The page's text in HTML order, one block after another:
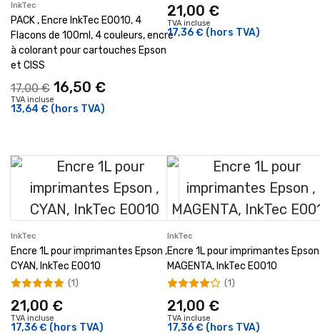
InkTec
PACK , Encre InkTec E0010, 4
Flacons de 100ml, 4 couleurs, encre
à colorant pour cartouches Epson
et CISS
17,00 € 16,50 €
TVA incluse
13,64 € (hors TVA)
21,00 €
TVA incluse
17,36 € (hors TVA)
InkTec
Encre 1L pour imprimantes Epson ,
CYAN, InkTec E0010
21,00 €
TVA incluse
17,36 € (hors TVA)
(1)
InkTec
Encre 1L pour imprimantes Epson
MAGENTA, InkTec E0010
21,00 €
TVA incluse
17,36 € (hors TVA)
(1)